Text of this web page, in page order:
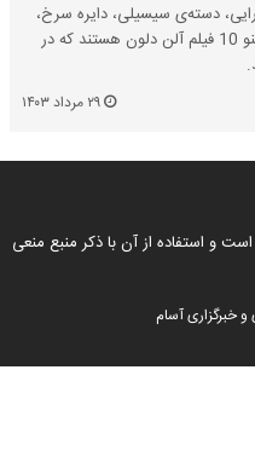
دسته‌ی سیسیلی، دایره سرخ،
داستان یک پلیس، عقرب، زورو و بورسالینو 10 فیلم آلن دلون هستند که در
است و استفاده از آن با ذکر منبع منعی
خبرگزاری آسام